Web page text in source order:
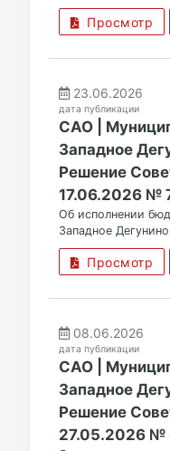
Просмотр
23.06.2026
дата публикации
САО |
Западное
Решение
17.06.2026 №
Об исполнении
Западное
Просмотр
08.06.2026
дата публикации
САО |
Западное
Решение
27.05.2026 №